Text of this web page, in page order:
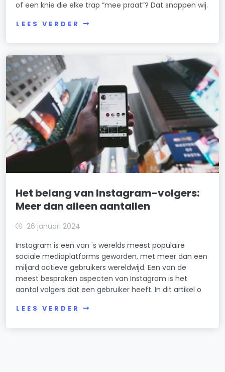
of een knie die elke trap “mee praat”? Dat snappen wij.
LEES VERDER
Het belang van Instagram-volgers:
Meer dan alleen aantallen
26 januari 2024
Instagram is een van 's werelds meest populaire
sociale mediaplatforms geworden, met meer dan een
miljard actieve gebruikers wereldwijd. Een van de
meest besproken aspecten van Instagram is het
aantal volgers dat een gebruiker heeft. In dit artikel o
LEES VERDER